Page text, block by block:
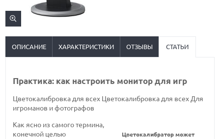
ОПИСАНИЕ ХАРАКТЕРИСТИКИ ОТЗЫВЫ СТАТЬИ
Практика: как настроить монитор для игр
Цветокалибровка для всех Цветокалибровка для всехДля
игроманов и фотографов
Цветокалибратор может
Как ясно из самого термина,
конечной целью